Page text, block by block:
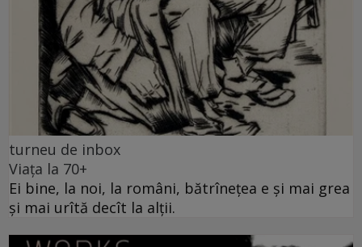
turneu de inbox
Viața la 70+
Ei bine, la noi, la români, bătrînețea e și mai grea
și mai urîtă decît la alții.